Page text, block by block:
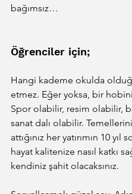
bağımsız…
Öğrenciler için;
Hangi kademe okulda
etmez. Eğer yoksa, bir
Spor olabilir, resim olabilir,
sanat dalı olabilir.
attığınız her yatırımın 10 yıl
hayat kalitenize nasıl katkı
kendiniz şahit olacaksınız.